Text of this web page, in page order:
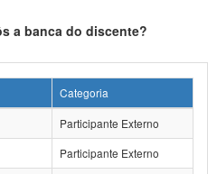
compôs a banca do discente?
Categoria
Participante Externo
Participante Externo